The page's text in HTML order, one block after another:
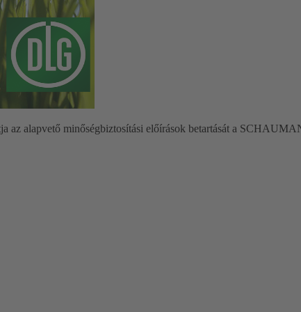
az alapvető minőségbiztosítási előírások betartását a